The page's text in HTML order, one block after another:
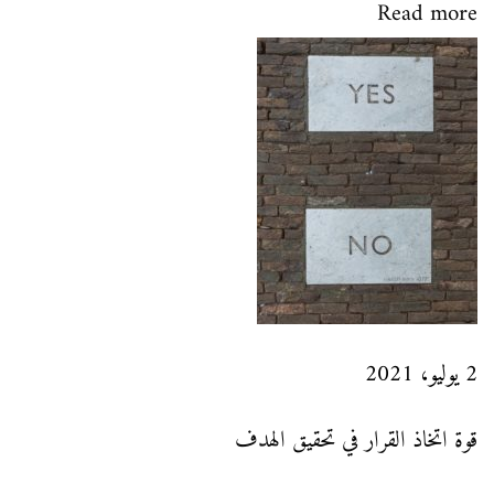
س
ا
ل
ح
ي
ا
ة
N
e
x
ا
ل
خ
Read more
2 يوليو، 2021
قوة اتخاذ القرار في تحقيق الهدف